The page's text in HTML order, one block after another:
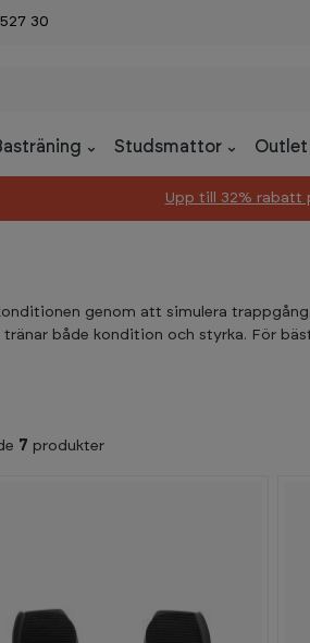
30
Studsmattor Outlet
Upp till 32% rabatt
genom att simulera
både kondition och styrka. För
7 produkter